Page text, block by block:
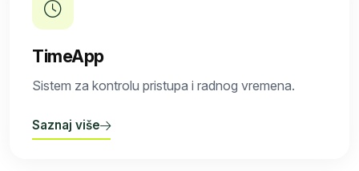
TimeApp
Sistem za kontrolu pristupa i radnog vremena.
Saznaj više